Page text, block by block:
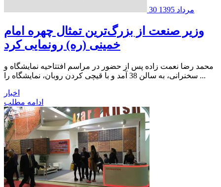
30 مرداد 1395
وزیر صنعت از بزرگ‌ترین تمثال چهره امام
خمینی (ره) رونمایی کرد
محمد رضا نعمت زاده پس از حضور در مراسم افتتاحیه نمایشگاه و
سخنرانی، به سالن 38 آمد و با قیچی کردن روبان، نمایشگاه را ...
اخبار
ادامه مطلب